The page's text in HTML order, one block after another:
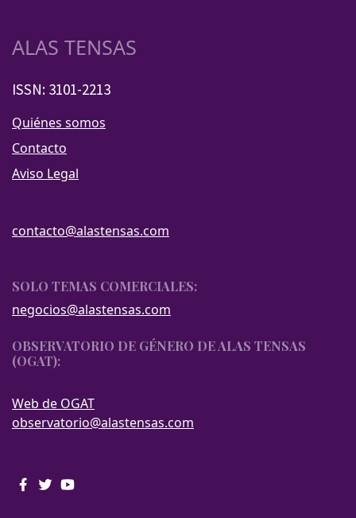
ALAS TENSAS
ISSN: 3101-2213
Quiénes somos
Contacto
Aviso Legal
contacto@alastensas.com
SOLO TEMAS COMERCIALES:
negocios@alastensas.com
OBSERVATORIO DE GÉNERO DE ALAS TENSAS
(OGAT):
Web de OGAT
observatorio@alastensas.com